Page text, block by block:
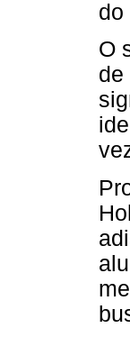
do
O
de